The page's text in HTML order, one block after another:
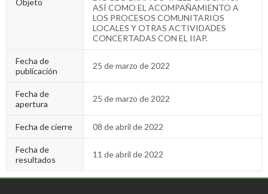
Objeto
ASÍ COMO EL ACOMPAÑAMIENTO A
LOS PROCESOS COMUNITARIOS
LOCALES Y OTRAS ACTIVIDADES
CONCERTADAS CON EL IIAP.
Fecha de
publicación
25 de marzo de 2022
Fecha de
apertura
25 de marzo de 2022
Fecha de cierre 08 de abril de 2022
Fecha de
resultados
11 de abril de 2022